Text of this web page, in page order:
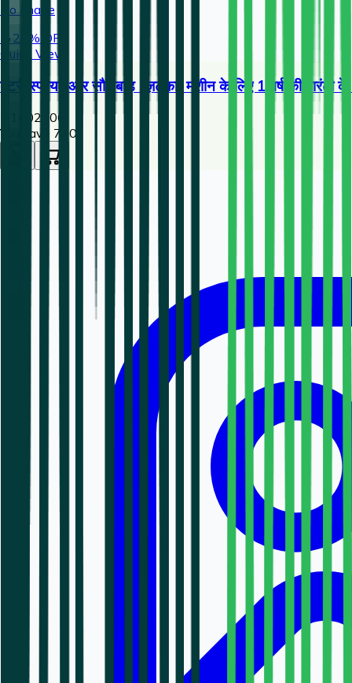
No Image
🔥 25
% OFF
Quick View
बैटरी स्प्रेयर और सौर बाड़ (ज़टका) मशीन के लिए 1 वर्ष की
2,1002800
You save ₹ 700